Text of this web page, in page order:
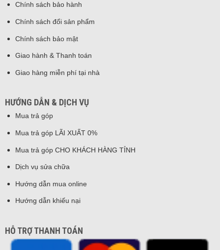
Chính sách bảo hành
Chính sách đổi sản phẩm
Chính sách bảo mật
Giao hành & Thanh toán
Giao hàng miễn phí tại nhà
HƯỚNG DẪN & DỊCH VỤ
Mua trả góp
Mua trả góp LÃI XUẤT 0%
Mua trả góp CHO KHÁCH HÀNG TỈNH
Dịch vụ sửa chữa
Hướng dẫn mua online
Hướng dẫn khiếu nại
HỖ TRỢ THANH TOÁN